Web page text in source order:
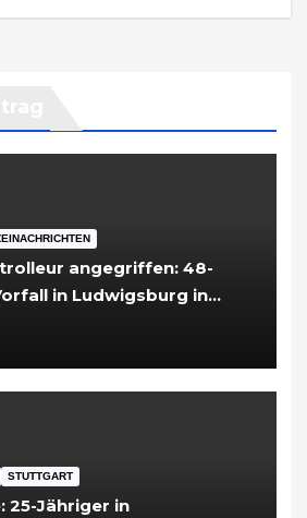
angegriffen: 48-
in Ludwigsburg in
STUTTGART
Jähriger in